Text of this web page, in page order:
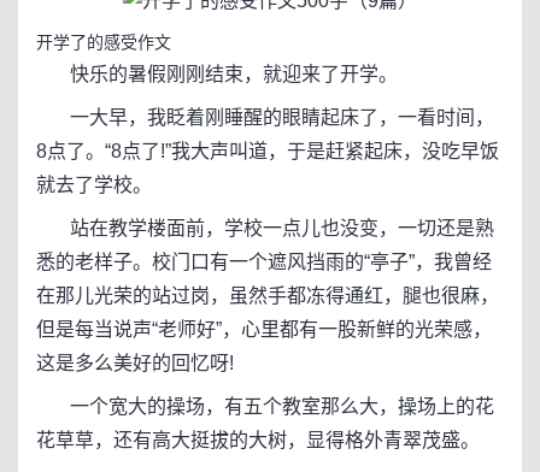
开学了的感受作文
快乐的暑假刚刚结束，就迎来了开学。
一大早，我眨着刚睡醒的眼睛起床了，一看时间，
8点了。“8点了!”我大声叫道，于是赶紧起床，没吃早饭
就去了学校。
站在教学楼面前，学校一点儿也没变，一切还是熟
悉的老样子。校门口有一个遮风挡雨的“亭子”，我曾经
在那儿光荣的站过岗，虽然手都冻得通红，腿也很麻，
但是每当说声“老师好”，心里都有一股新鲜的光荣感，
这是多么美好的回忆呀!
一个宽大的操场，有五个教室那么大，操场上的花
花草草，还有高大挺拔的大树，显得格外青翠茂盛。